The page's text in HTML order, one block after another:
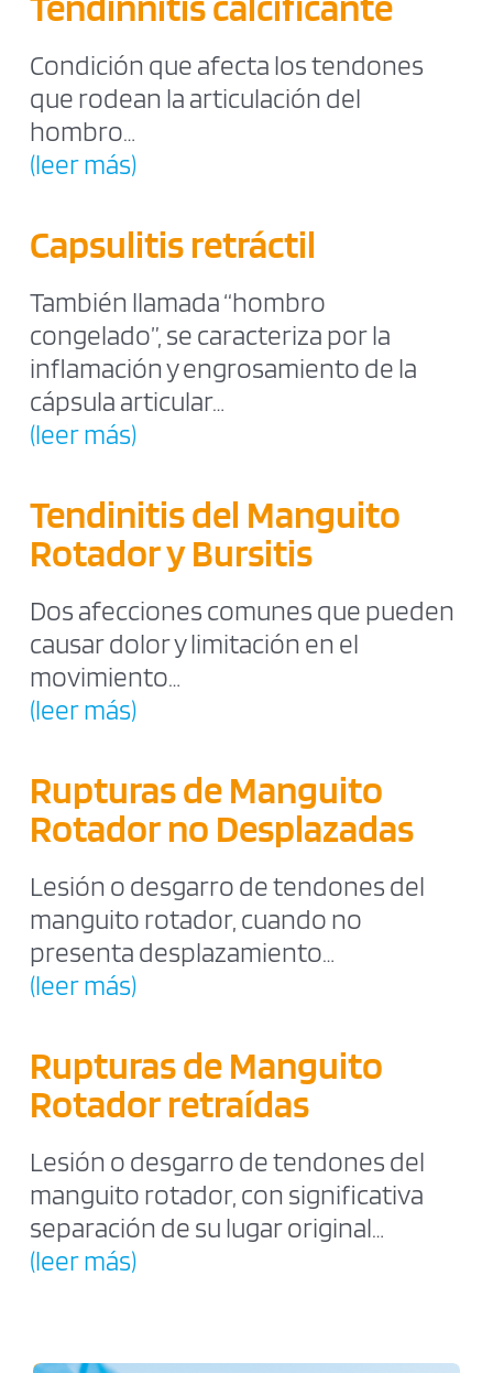
Condición que afecta los tendones
que rodean la articulación del
hombro…
(leer más)
Capsulitis retráctil
También llamada “hombro
congelado”, se caracteriza por la
inflamación y engrosamiento de la
cápsula articular…
(leer más)
Tendinitis del Manguito
Rotador y Bursitis
Dos afecciones comunes que pueden
causar dolor y limitación en el
movimiento…
(leer más)
Rupturas de Manguito
Rotador no Desplazadas
Lesión o desgarro de tendones del
manguito rotador, cuando no
presenta desplazamiento…
(leer más)
Rupturas de Manguito
Rotador retraídas
Lesión o desgarro de tendones del
manguito rotador, con significativa
separación de su lugar original…
(leer más)